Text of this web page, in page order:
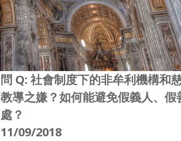
問 Q: 社會制度下的非牟利機構和
教導之嫌？如何能避免假義人、
處？
11/09/2018